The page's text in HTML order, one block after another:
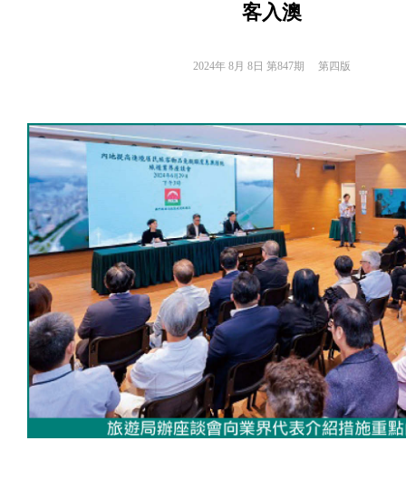
客入澳
2024年 8月 8日 第847期 第四版